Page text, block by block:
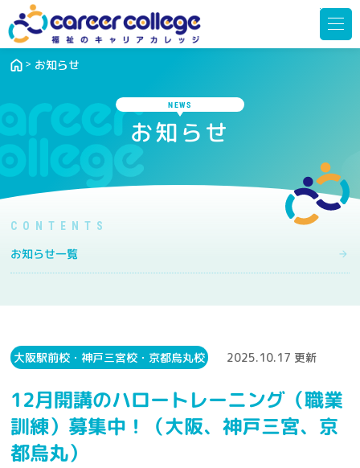
メ
ー
を
お知らせ
NEWS
お知らせ
お知らせ一覧
大阪駅前校・神戸三宮校・京都烏丸校 2025.10.17 更新
12月開講のハロートレーニング（職業
訓練）募集中！（大阪、神戸三宮、京
都烏丸）